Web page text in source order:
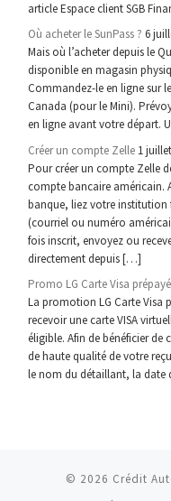
article Espace client SGB
Où acheter le SunPass ? 6
Mais où l’acheter depuis le
disponible en magasin
Commandez-le en ligne sur
Canada (pour le Mini).
en ligne avant votre départ.
Créer un compte Zelle 1
Pour créer un compte Zelle
compte bancaire américain.
banque, liez votre institution
(courriel ou numéro
fois inscrit, envoyez ou
directement depuis […]
Promo LG Carte Visa
La promotion LG Carte Visa
recevoir une carte VISA
éligible. Afin de bénéficier
de haute qualité de votre
le nom du détaillant, la date
© 2026 Crédit